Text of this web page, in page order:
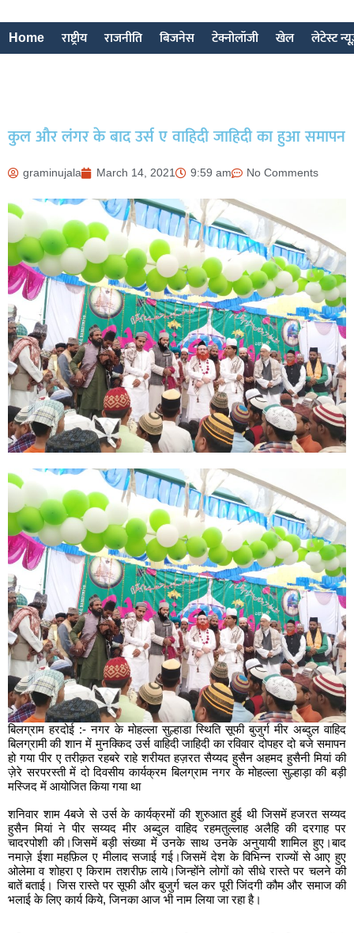
Home राष्ट्रीय राजनीति बिजनेस टेक्नोलॉजी खेल लेटेस्ट
कुल और लंगर के बाद उर्स ए वाहिदी जाहिदी का हुआ समापन
graminujala March 14, 2021 9:59 am No Comments
बिलग्राम हरदोई :- नगर के मोहल्ला सुल्हाडा स्थिति सूफी बुजुर्ग मीर अब्दुल वाहिद
बिलग्रामी की शान में मुनक्किद उर्स वाहिदी जाहिदी का रविवार दोपहर दो बजे समापन
हो गया पीर ए तरीक़त रहबरे राहे शरीयत हज़रत सैय्यद हुसैन अहमद हुसैनी मियां की
ज़ेरे सरपरस्ती में दो दिवसीय कार्यक्रम बिलग्राम नगर के मोहल्ला सुल्हाड़ा की बड़ी
मस्जिद में आयोजित किया गया था
शनिवार शाम 4बजे से उर्स के कार्यक्रमों की शुरुआत हुई थी जिसमें हजरत सय्यद
हुसैन मियां ने पीर सय्यद मीर अब्दुल वाहिद रहमतुल्लाह अलैहि की दरगाह पर
चादरपोशी की।जिसमें बड़ी संख्या में उनके साथ उनके अनुयायी शामिल हुए।बाद
नमाज़े ईशा महफ़िल ए मीलाद सजाई गई।जिसमें देश के विभिन्न राज्यों से आए हुए
ओलेमा व शोहरा ए किराम तशरीफ़ लाये।जिन्होंने लोगों को सीधे रास्ते पर चलने की
बातें बताई। जिस रास्ते पर सूफी और बुजुर्ग चल कर पूरी जिंदगी कौम और समाज की
भलाई के लिए कार्य किये, जिनका आज भी नाम लिया जा रहा है।